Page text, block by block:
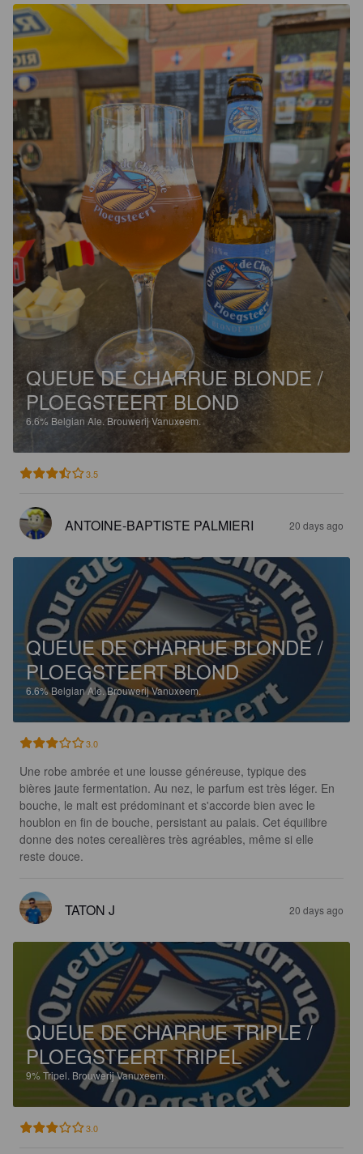
QUEUE DE CHARRUE BLONDE /
PLOEGSTEERT BLOND
6.6% Belgian Ale. Brouwerij Vanuxeem.
3.5
ANTOINE-BAPTISTE PALMIERI 20 days ago
QUEUE DE CHARRUE BLONDE /
PLOEGSTEERT BLOND
6.6%Belgian Ale.Brouwerij Vanuxeem.
3.0
Une robe ambrée et une lousse généreuse, typique des
bières jaute fermentation. Au nez, le parfum est très léger. En
bouche, le malt est prédominant et s'accorde bien avec le
houblon en fin de bouche, persistant au palais. Cet équilibre
donne des notes cerealières très agréables, même si elle
reste douce.
TATON J 20 days ago
QUEUE DE CHARRUE TRIPLE /
PLOEGSTEERT TRIPEL
9%Tripel. Brouwerij Vanuxeem.
3.0